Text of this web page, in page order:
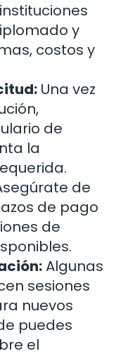
y
costos y
Una vez
de
la
de
de pago
de
Algunas
sesiones
nuevos
puedes
el